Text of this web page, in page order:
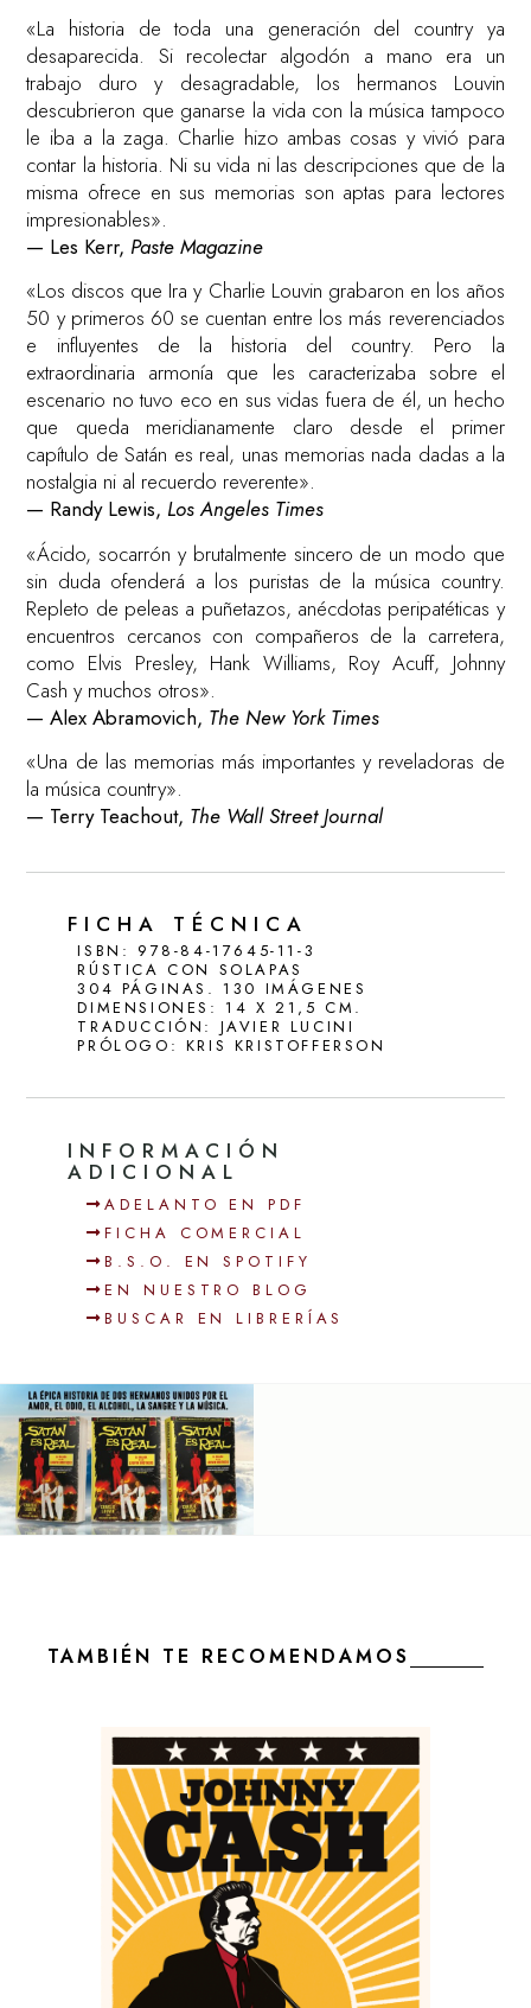
«La historia de toda una generación del country ya
desaparecida. Si recolectar algodón a mano era un
trabajo duro y desagradable, los hermanos Louvin
descubrieron que ganarse la vida con la música tampoco
le iba a la zaga. Charlie hizo ambas cosas y vivió para
contar la historia. Ni su vida ni las descripciones que de la
misma ofrece en sus memorias son aptas para lectores
impresionables».
— Les Kerr, Paste Magazine
«Los discos que Ira y Charlie Louvin grabaron en los años
50 y primeros 60 se cuentan entre los más reverenciados
e influyentes de la historia del country. Pero la
extraordinaria armonía que les caracterizaba sobre el
escenario no tuvo eco en sus vidas fuera de él, un hecho
que queda meridianamente claro desde el primer
capítulo de Satán es real, unas memorias nada dadas a la
nostalgia ni al recuerdo reverente».
— Randy Lewis, Los Angeles Times
«Ácido, socarrón y brutalmente sincero de un modo que
sin duda ofenderá a los puristas de la música country.
Repleto de peleas a puñetazos, anécdotas peripatéticas y
encuentros cercanos con compañeros de la carretera,
como Elvis Presley, Hank Williams, Roy Acuff, Johnny
Cash y muchos otros».
— Alex Abramovich, The New York Times
«Una de las memorias más importantes y reveladoras de
la música country».
— Terry Teachout, The Wall Street Journal
FICHA TÉCNICA
ISBN: 978-84-17645-11-3
RÚSTICA CON SOLAPAS
304 PÁGINAS. 130 IMÁGENES
DIMENSIONES: 14 X 21,5 CM.
TRADUCCIÓN: JAVIER LUCINI
PRÓLOGO: KRIS KRISTOFFERSON
INFORMACIÓN
ADICIONAL
ADELANTO EN PDF
FICHA COMERCIAL
B.S.O. EN SPOTIFY
EN NUESTRO BLOG
BUSCAR EN LIBRERÍAS
TAMBIÉN TE RECOMENDAMOS